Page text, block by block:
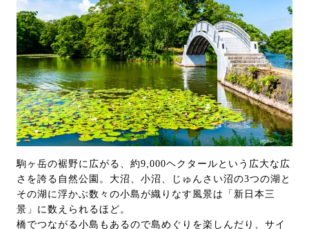
駒ヶ岳の裾野に広がる、約9,000ヘクタールという広大な広
さを誇る自然公園。大沼、小沼、じゅんさい沼の3つの湖と
その湖に浮かぶ数々の小島が織りなす風景は「新日本三
景」に数えられるほど。
橋でつながる小島もあるので島めぐりを楽しんだり、サイ